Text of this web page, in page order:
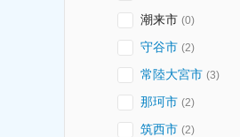
潮来市 (0)
守谷市 (2)
常陸大宮市 (3)
那珂市 (2)
筑西市 (2)